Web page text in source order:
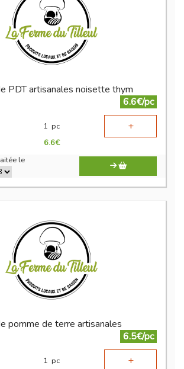
PDT artisanales noisette thym
6.6€/pc
1 pc +
6.6€
le
pomme de terre artisanales
6.5€/pc
1 pc +